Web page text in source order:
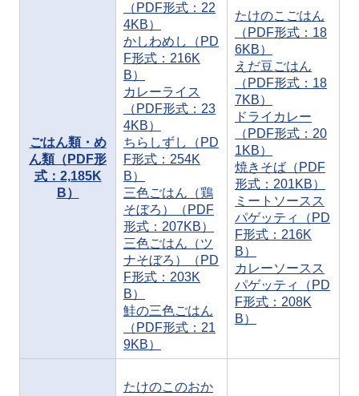
ごはん類・め
ん類（PDF形
式：2,185K
B）
（PDF形式：22
4KB）
かしわめし（PD
F形式：216K
B）
カレーライス
（PDF形式：23
4KB）
ちらしずし（PD
F形式：254K
B）
三色ごはん（鶏
そぼろ）（PDF
形式：207KB）
三色ごはん（ツ
ナそぼろ）（PD
F形式：203K
B）
鮭の三色ごはん
（PDF形式：21
9KB）
たけのこごはん
（PDF形式：18
6KB）
えだ豆ごはん
（PDF形式：18
7KB）
ドライカレー
（PDF形式：20
1KB）
焼きそば（PDF
形式：201KB）
ミートソースス
パゲッティ（PD
F形式：216K
B）
カレーソースス
パゲッティ（PD
F形式：208K
B）
たけのこのおか